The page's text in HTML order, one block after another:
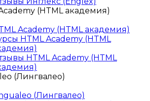
(HTML академия)
Academy (HTML академия)
HTML Academy (HTML
HTML Academy (HTML
(Лингвалео)
(Лингвалео)